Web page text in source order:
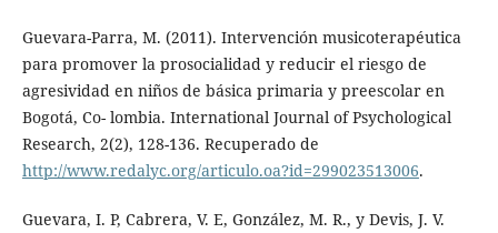
Guevara-Parra, M. (2011). Intervención musicoterapéutica
para promover la prosocialidad y reducir el riesgo de
agresividad en niños de básica primaria y preescolar en
Bogotá, Co- lombia. International Journal of Psychological
Research, 2(2), 128-136. Recuperado de
http://www.redalyc.org/articulo.oa?id=299023513006.
Guevara, I. P, Cabrera, V. E, González, M. R., y Devis, J. V.